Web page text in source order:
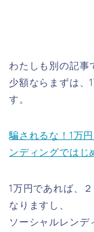
わたしも別の記事
少額ならまずは、
す。
騙されるな！1万
ンディングではじ
1万円であれば、
なりますし、
ソーシャルレンデ